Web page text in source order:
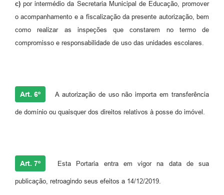
c) por intermédio da Secretaria Municipal de Educação, promover
o acompanhamento e a fiscalização da presente autorização, bem
como realizar as inspeções que constarem no termo de
compromisso e responsabilidade de uso das unidades escolares.
Art. 6º A autorização de uso não importa em transferência
de domínio ou quaisquer dos direitos relativos à posse do imóvel.
Art. 7º Esta Portaria entra em vigor na data de sua
publicação, retroagindo seus efeitos a 14/12/2019.